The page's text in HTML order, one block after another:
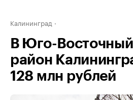
Калининград
В Юго-
район
128 млн рублей